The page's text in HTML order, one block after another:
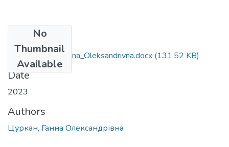
No
Thumbnail
Available
053_Tsurkan_Hanna_Oleksandrivna.docx (131.52 KB)
Date
2023
Authors
Цуркан, Ганна Олександрівна